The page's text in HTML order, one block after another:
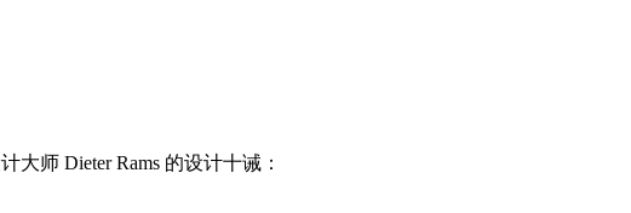
师 Dieter Rams 的设计十诫：